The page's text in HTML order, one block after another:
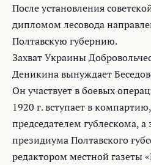
После установления
дипломом лесовода
Полтавскую губернию.
Захват Украины
Деникина вынуждает
Он участвует в боевых
1920 г. вступает в
председателем гублескома,
президиума Полтавского
редактором местной газеты